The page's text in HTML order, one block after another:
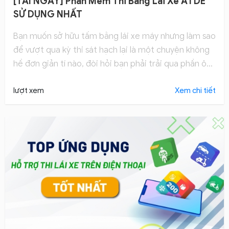
SỬ DỤNG NHẤT
Bạn muốn sở hữu tấm bằng lái xe máy nhưng làm sao
để vượt qua kỳ thi sát hạch lại là một chuyện không
hề đơn giản tí nào, đòi hỏi bạn phải trải qua phần ôn
thi bằng lái xe A1 nào bổ trợ cho việc ôn tập không?
lượt xem Xem chi tiết